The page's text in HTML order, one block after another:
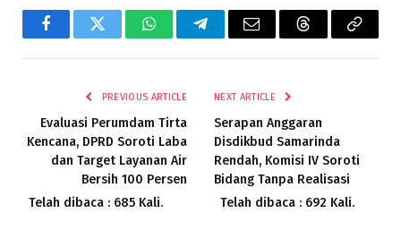
FacebookTwitter WhatsAppTelegramEmail ThreadsCopy
PREVIOUS ARTICLE
Evaluasi Perumdam Tirta
Kencana, DPRD Soroti Laba
dan Target Layanan Air
Bersih 100 Persen
Telah dibaca : 685 Kali.
NEXT ARTICLE
Serapan Anggaran
Disdikbud Samarinda
Rendah, Komisi IV Soroti
Bidang Tanpa Realisasi
Telah dibaca : 692 Kali.